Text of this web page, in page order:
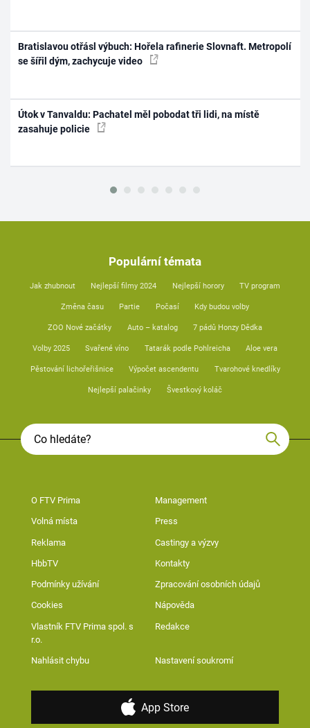
Bratislavou otřásl výbuch: Hořela rafinerie Slovnaft. Metropolí
se šířil dým, zachycuje video
Útok v Tanvaldu: Pachatel měl pobodat tři lidi, na místě
zasahuje policie
Populární témata
Jak zhubnout Nejlepší filmy 2024 Nejlepší horory TV program
Změna času Partie Počasí Kdy budou volby
ZOO Nové začátky Auto – katalog 7 pádů Honzy Dědka
Volby 2025 Svařené víno Tatarák podle Pohlreicha Aloe vera
Pěstování lichořeřišnice Výpočet ascendentu Tvarohové knedlíky
Nejlepší palačinky Švestkový koláč
O FTV Prima Management
Volná místa Press
Reklama Castingy a výzvy
HbbTV Kontakty
Podmínky užívání Zpracování osobních údajů
Cookies Nápověda
Vlastník FTV Prima spol. s
r.o.
Redakce
Nahlásit chybu Nastavení soukromí
App Store